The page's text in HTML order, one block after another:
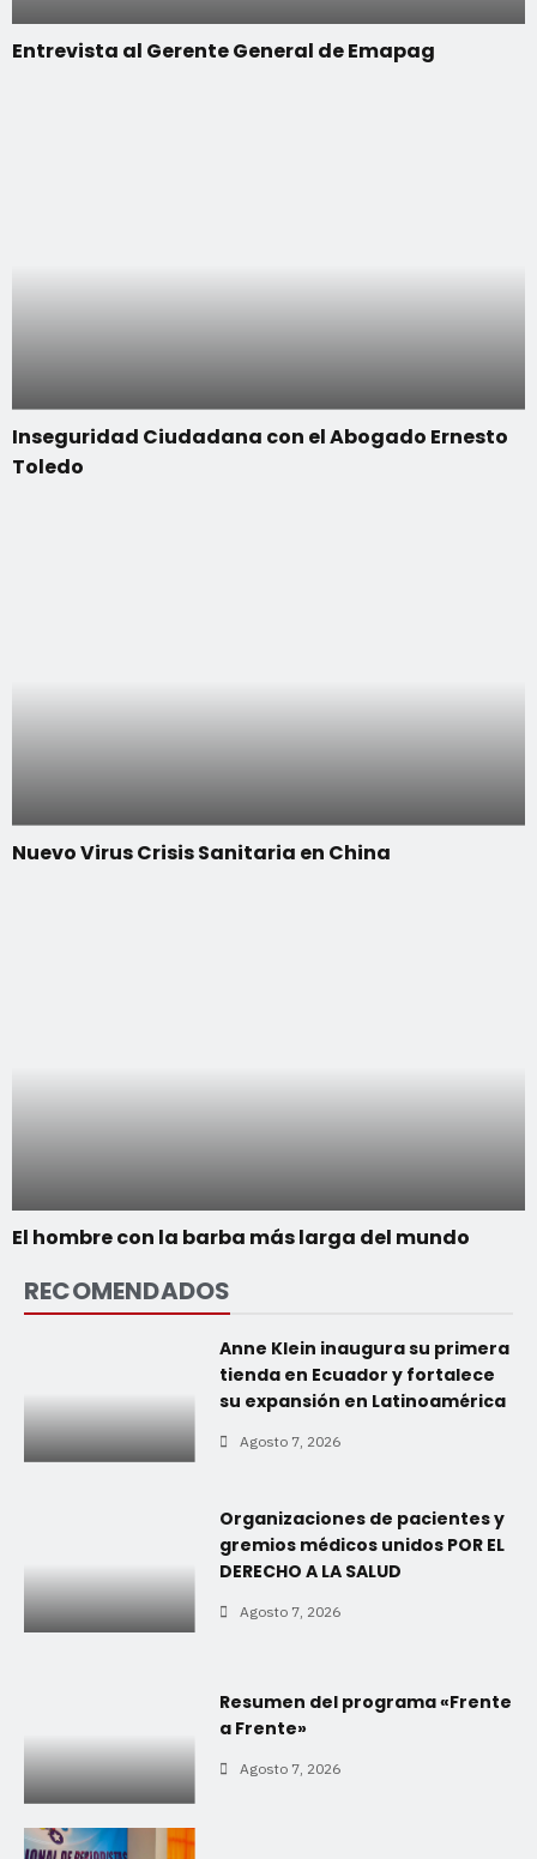
Entrevista al Gerente General de Emapag
Inseguridad Ciudadana con el Abogado Ernesto
Toledo
Nuevo Virus Crisis Sanitaria en China
El hombre con la barba más larga del mundo
RECOMENDADOS
Anne Klein inaugura su primera
tienda en Ecuador y fortalece
su expansión en Latinoamérica
Agosto 7, 2026
Organizaciones de pacientes y
gremios médicos unidos POR EL
DERECHO A LA SALUD
Agosto 7, 2026
Resumen del programa «Frente
a Frente»
Agosto 7, 2026